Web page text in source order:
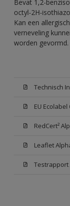
Bevat 1,2-
octyl-2H-
Kan een
verneveling
worden
RedCert²
Leaflet
Testrapport